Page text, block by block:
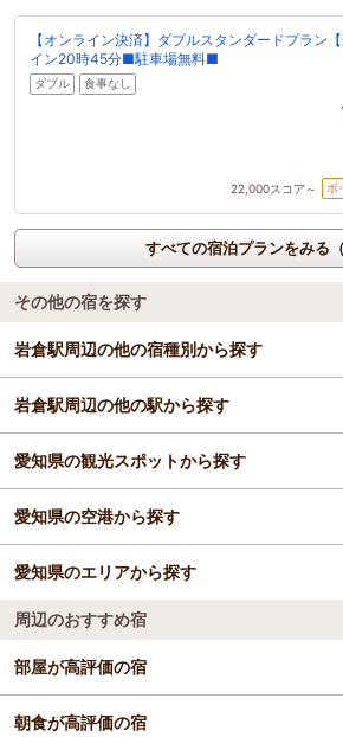
【オンライン決済】ダブルスタンダードプラン
イン20時45分■駐車場無料■
ダブル 食事なし
22,000スコア～ ポ
すべての宿泊プランをみる（
その他の宿を探す
岩倉駅周辺の他の宿種別から探す
ビジネスホテル
格安ホテル
岩倉駅周辺の他の駅から探す
犬山駅
勝川駅
尾張一宮駅
稲沢駅
愛知県の観光スポットから探す
名古屋城
名古屋港水族館
バンテリンドーム ナゴヤ 旧ナゴヤドーム
愛知県の空港から探す
中部国際空港（セントレア空港）
県営名古屋空港（名古屋飛行場）
愛知県のエリアから探す
名古屋
周辺のおすすめ宿
部屋が高評価の宿
尾張温泉郷 料理旅館 湯元館
朝食が高評価の宿